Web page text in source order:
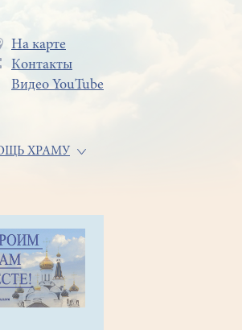
На карте
Контакты
Видео YouTube
ХРАМУ